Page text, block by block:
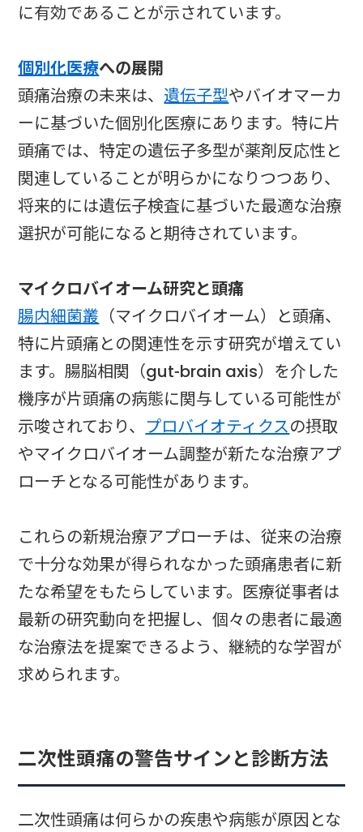
に有効であることが示されています。
個別化医療への展開
頭痛治療の未来は、 遺伝子型やバイオマーカ
ーに基づいた個別化医療にあります。特に片
頭痛では、特定の遺伝子多型が薬剤反応性と
関連していることが明らかになりつつあり、
将来的には遺伝子検査に基づいた最適な治療
選択が可能になると期待されています。
マイクロバイオーム研究と頭痛
腸内細菌叢 （マイクロバイオーム）と頭痛、
特に片頭痛との関連性を示す研究が増えてい
ます。腸脳相関（gut-brain axis）を介した
機序が片頭痛の病態に関与している可能性が
示唆されており、 プロバイオティクスの摂取
やマイクロバイオーム調整が新たな治療アプ
ローチとなる可能性があります。
これらの新規治療アプローチは、従来の治療
で十分な効果が得られなかった頭痛患者に新
たな希望をもたらしています。医療従事者は
最新の研究動向を把握し、個々の患者に最適
な治療法を提案できるよう、継続的な学習が
求められます。
二次性頭痛の警告サインと診断方法
二次性頭痛は何らかの疾患や病態が原因とな